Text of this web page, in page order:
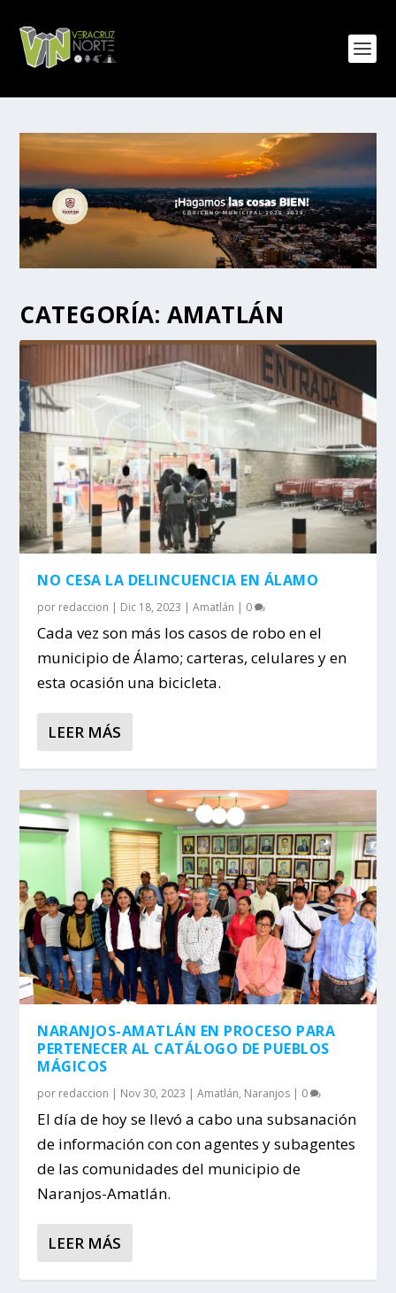
CATEGORÍA: AMATLÁN
NO CESA LA DELINCUENCIA EN ÁLAMO
por redaccion | Dic 18, 2023 |Amatlán | 0
Cada vez son más los casos de robo en el
municipio de Álamo; carteras, celulares y en
esta ocasión una bicicleta.
LEER MÁS
NARANJOS-AMATLÁN EN PROCESO PARA
PERTENECER AL CATÁLOGO DE PUEBLOS
MÁGICOS
por redaccion | Nov 30, 2023 |Amatlán, Naranjos | 0
El día de hoy se llevó a cabo una subsanación
de información con con agentes y subagentes
de las comunidades del municipio de
Naranjos-Amatlán.
LEER MÁS